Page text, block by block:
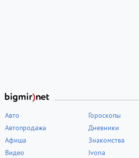
Авто
Автопродажа
Афиша
Видео
Гороскопы
Дневники
Знакомства
Ivona